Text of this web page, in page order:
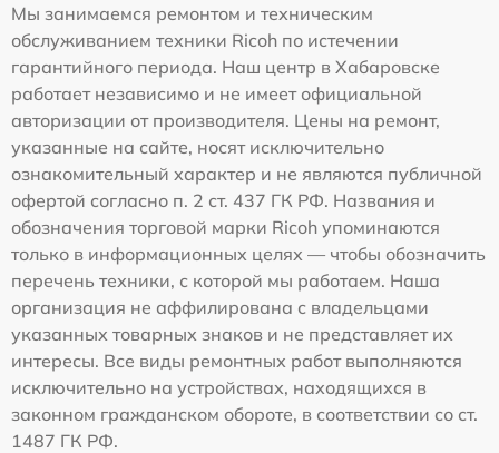
Мы занимаемся ремонтом и техническим
обслуживанием техники Ricoh по истечении
гарантийного периода. Наш центр в Хабаровске
работает независимо и не имеет официальной
авторизации от производителя. Цены на ремонт,
указанные на сайте, носят исключительно
ознакомительный характер и не являются публичной
офертой согласно п. 2 ст. 437 ГК РФ. Названия и
обозначения торговой марки Ricoh упоминаются
только в информационных целях — чтобы обозначить
перечень техники, с которой мы работаем. Наша
организация не аффилирована с владельцами
указанных товарных знаков и не представляет их
интересы. Все виды ремонтных работ выполняются
исключительно на устройствах, находящихся в
законном гражданском обороте, в соответствии со ст.
1487 ГК РФ.